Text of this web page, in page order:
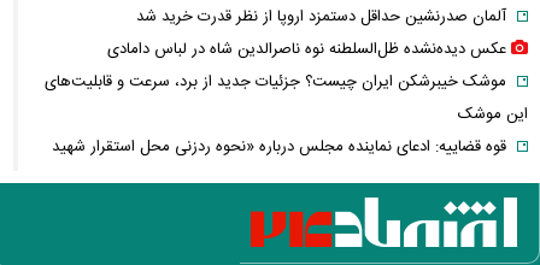
آلمان صدرنشین حداقل دستمزد اروپا از نظر قدرت خرید شد
عکس دیده‌نشده ظل‌السلطنه نوه ناصرالدین شاه در لباس دامادی
موشک خیبرشکن ایران چیست؟ جزئیات جدید از برد، سرعت و قابلیت‌های
این موشک
قوه قضاییه: ادعای نماینده مجلس درباره «نحوه ردزنی محل استقرار شهید
لاریجانی» صحت ندارد
قدرت‌نمایی تکاوران ارتش
شرط جدید بازنشستگی اعلام شد؛ چه کسانی باید بیشتر کار کنند؟